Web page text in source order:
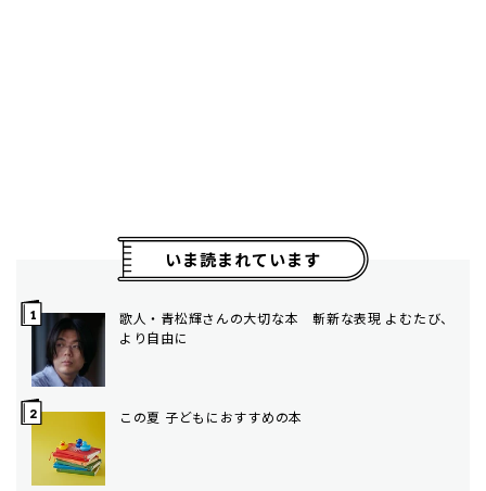
いま読まれています
歌人・青松輝さんの大切な本 斬新な表現 よむたび、
より自由に
この夏 子どもにおすすめの本